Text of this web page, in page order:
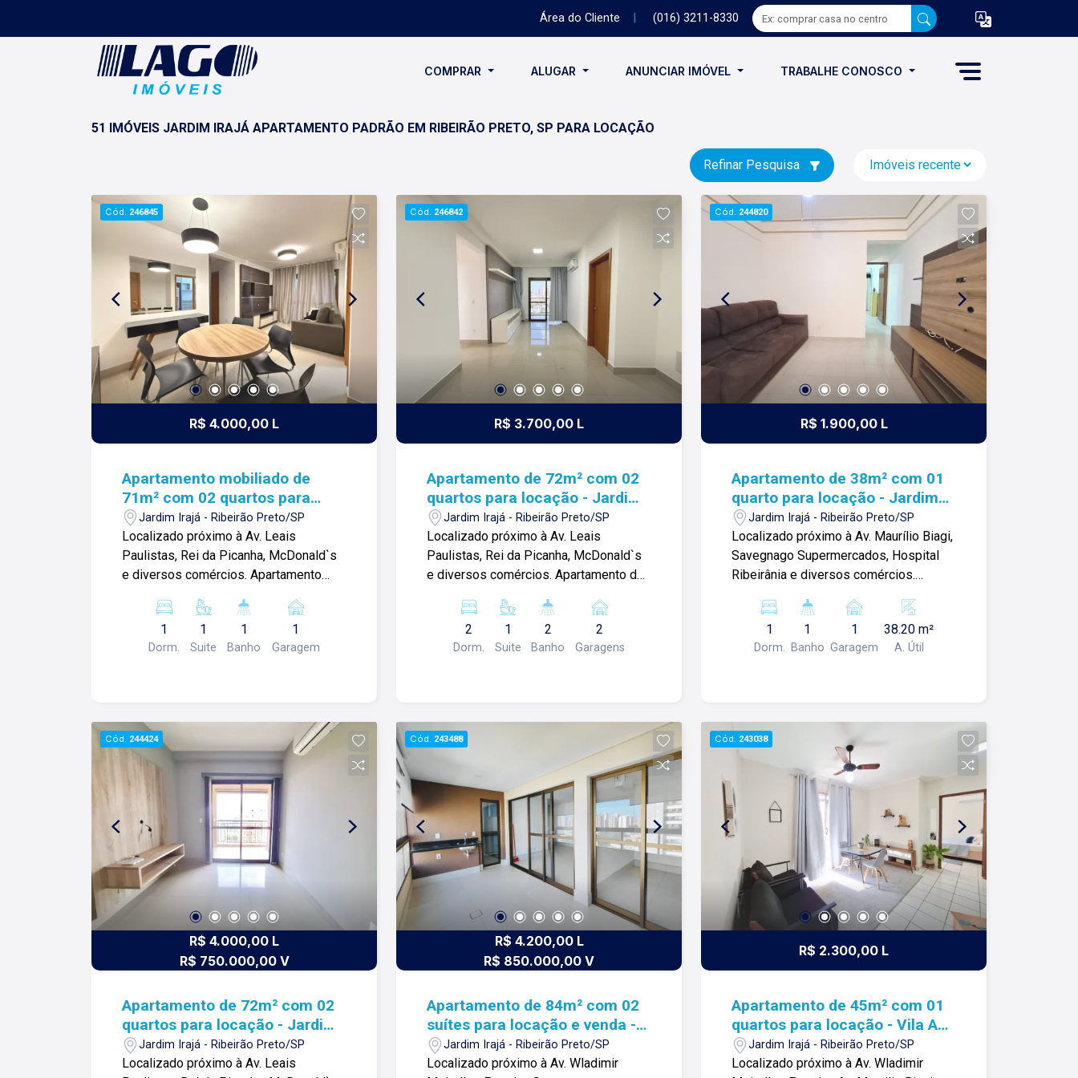
Área do Cliente (016) 3211-8330
COMPRAR ALUGAR ANUNCIAR IMÓVEL TRABALHE CONOSCO
51 IMÓVEIS JARDIM IRAJÁ APARTAMENTO PADRÃO EM RIBEIRÃO PRETO, SP PARA LOCAÇÃO
Refinar Pesquisa
Cód. 246845
R$ 4.000,00 L
Apartamento mobiliado de
71m² com 02 quartos para
locação - Jardim Irajá
Jardim Irajá - Ribeirão Preto/SP
Localizado próximo à Av. Leais
Paulistas, Rei da Picanha, McDonald`s
e diversos comércios. Apartamento
com armários sendo 01 suíte; -Sala
ampla; -Sacada gourmet; -01 banheiro
social com box blindex; -Cozinha
RELACIONAMENTO! Desde 1987 esta
é a nossa missão, nosso propósito e o
verdadeiro sentido de tudo que
fazemos. Todos os dias construímos
laços fortes e indeléveis com nossos
proprietários e clientes. Somos uma
imobiliária que equilibra a
tradicionalidade com o arrojo e a força
comercial da atualidade. A Lago é sua
principal imobiliária em Ribeirão Preto!
1
Dorm.
1
Suite
1
Banho
1
Garagem
Cód. 246842
R$ 3.700,00 L
Apartamento de 72m² com 02
quartos para locação - Jardim
IrajáJardim Irajá - Ribeirão Preto/SP
Localizado próximo à Av. Leais
Paulistas, Rei da Picanha, McDonald`s
e diversos comércios. Apartamento de
sendo 01 suíte; -Sala ampla; -Sacada
gourmet; -01 banheiro social com box
blindex; -Cozinha planejada; -Área de
RELACIONAMENTO! Desde 1987 esta
é a nossa missão, nosso propósito e o
verdadeiro sentido de tudo que
fazemos. Todos os dias construímos
laços fortes e indeléveis com nossos
proprietários e clientes. Somos uma
imobiliária que equilibra a
tradicionalidade com o arrojo e a força
comercial da atualidade. A Lago é sua
principal imobiliária em Ribeirão Preto!
2
Dorm.
1
Suite
2
Banho
2
Garagens
Cód. 244820
R$ 1.900,00 L
Apartamento de 38m² com 01
quarto para locação - Jardim
IrajáJardim Irajá - Ribeirão Preto/SP
Localizado próximo à Av. Maurílio Biagi,
Savegnago Supermercados, Hospital
Ribeirânia e diversos comércios.
Sala ampla; -01 banheiro social; -
Cozinha; -Área de serviço; -01 vaga de
garagem Para mais informações e
verdadeiro sentido de tudo que
fazemos. Todos os dias construímos
laços fortes e indeléveis com nossos
proprietários e clientes. Somos uma
imobiliária que equilibra a
tradicionalidade com o arrojo e a força
comercial da atualidade. A Lago é sua
principal imobiliária em Ribeirão Preto!
1
Dorm.
1
Banho
1
Garagem
38.20 m²
A. Útil
Cód. 244424
R$ 4.000,00 L
R$ 750.000,00 V
Apartamento de 72m² com 02
quartos para locação - Jardim
IrajáJardim Irajá - Ribeirão Preto/SP
Localizado próximo à Av. Leais
Cód. 243488
R$ 4.200,00 L
R$ 850.000,00 V
Apartamento de 84m² com 02
suítes para locação e venda -
Jardim Irajá
Jardim Irajá - Ribeirão Preto/SP
Localizado próximo à Av. Wladimir
Cód. 243038
R$ 2.300,00 L
Apartamento de 45m² com 01
quartos para locação - Vila Ana
Maria
Jardim Irajá - Ribeirão Preto/SP
Localizado próximo à Av. Wladimir